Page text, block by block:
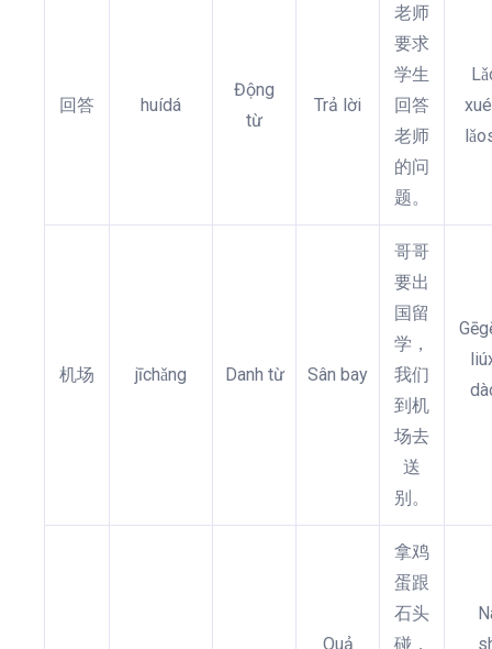
回答 huídá
Động
từ
Trả lời
老师
要求
学生
回答
老师
的问
题。
机场 jīchǎng Danh từ Sân bay
哥哥
要出
国留
学，
我们
到机
场去
送
别。
Quả
拿鸡
蛋跟
石头
碰，